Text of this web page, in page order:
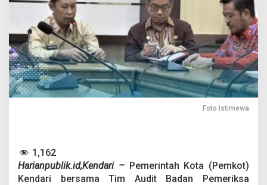
t
K
i
n
e
r
j
T
i
r
Foto Istimewa
1,162
Harianpublik.id,Kendari – Pemerintah Kota (Pemkot)
Kendari bersama Tim Audit Badan Pemeriksa